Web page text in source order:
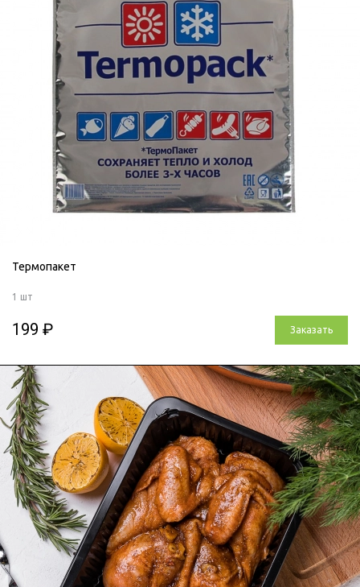
Термопакет
1 шт
199 ₽ Заказать